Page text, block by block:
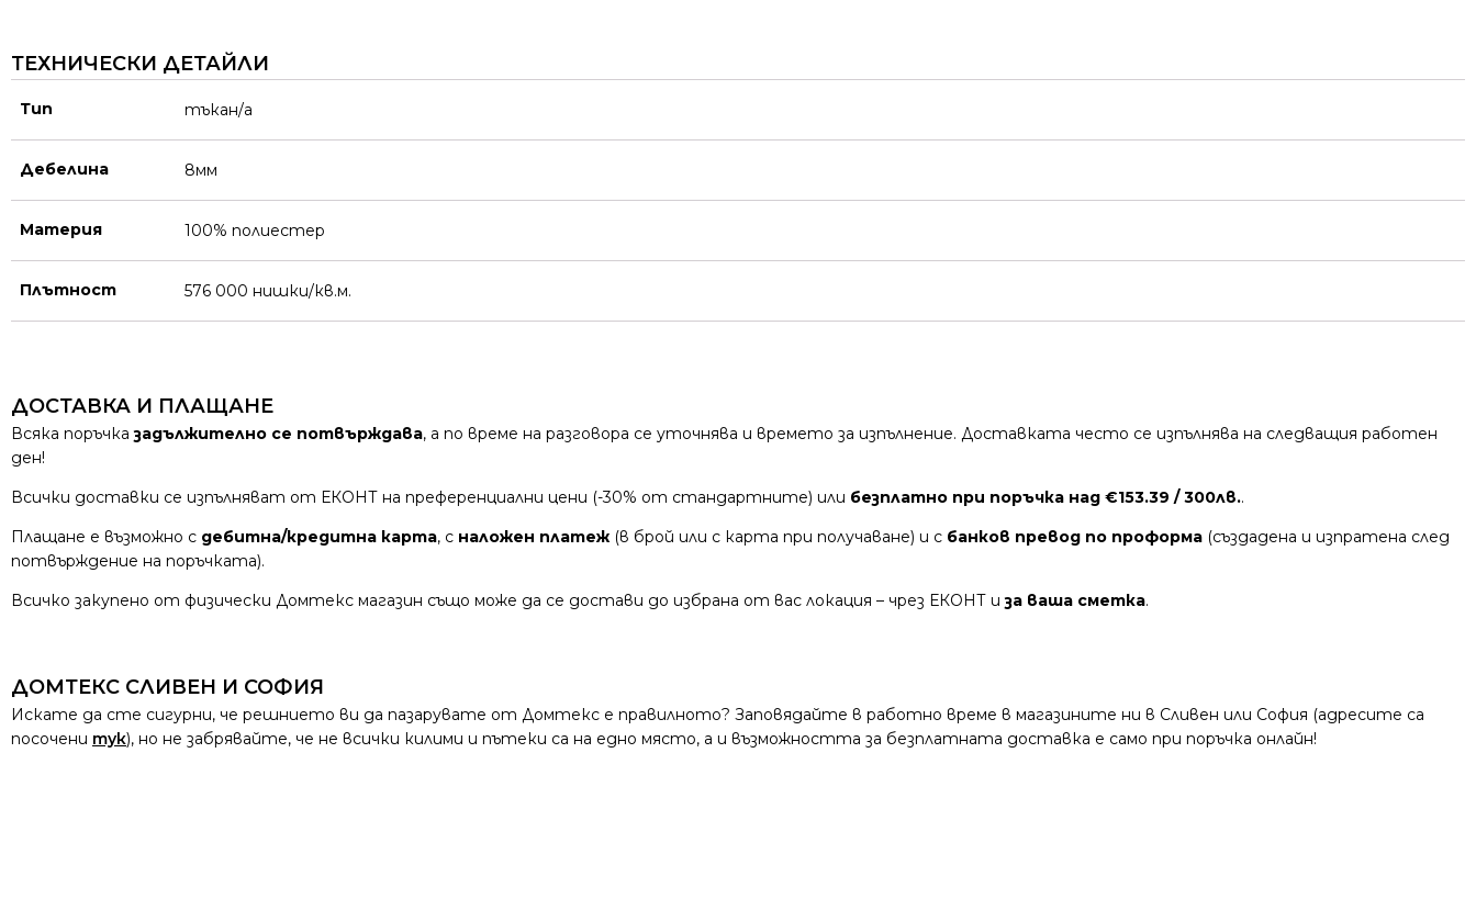
ТЕХНИЧЕСКИ ДЕТАЙЛИ
Тип тъкан/а
Дебелина 8мм
Материя 100% полиестер
Плътност 576 000 нишки/кв.м.
ДОСТАВКА И ПЛАЩАНЕ
Всяка поръчказадължително се потвърждава, а по време на разговора се уточнява и времето за изпълнение. Доставката често се изпълнява на следващия работен
ден!
Всички доставки се изпълняват от ЕКОНТ на преференциални цени (-30% от стандартните) или безплатно при поръчка над €153.39 / 300лв..
Плащане е възможно с дебитна/кредитна карта, с наложен платеж (в брой или с карта при получаване) и с банков превод по проформа (създадена и изпратена след
потвърждение на поръчката).
Всичко закупено от физически Домтекс магазин също може да се достави до избрана от вас локация – чрез ЕКОНТ иза ваша сметка.
ДОМТЕКС СЛИВЕН И СОФИЯ
Искате да сте сигурни, че решнието ви да пазарувате от Домтекс е правилното? Заповядайте в работно време в магазините ни в Сливен или София (адресите са
посочени тук), но не забрявайте, че не всички килими и пътеки са на едно място, а и възможността за безплатната доставка е само при поръчка онлайн!